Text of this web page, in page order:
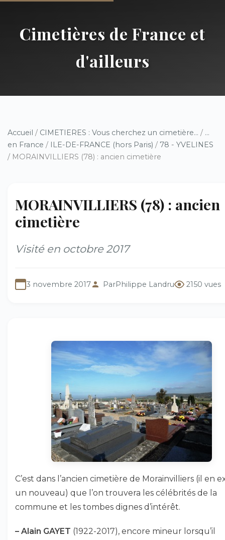
Cimetières de France et
d'ailleurs
Accueil / CIMETIERES : Vous cherchez un cimetière... / ...
en France / ILE-DE-FRANCE (hors Paris) / 78 - YVELINES
/ MORAINVILLIERS (78) : ancien cimetière
MORAINVILLIERS (78) : ancien
cimetière
Visité en octobre 2017
3 novembre 2017 ParPhilippe Landru 2150 vues
C’est dans l’ancien cimetière de Morainvilliers (il en
un nouveau) que l’on trouvera les célébrités de la
commune et les tombes dignes d’intérêt.
– Alain GAYET (1922-2017), encore mineur lorsqu’il